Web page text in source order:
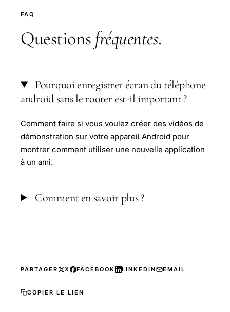
FAQ
Questions fréquentes.
Pourquoi enregistrer écran du téléphone
android sans le rooter est-il important ?
Comment faire si vous voulez créer des vidéos de
démonstration sur votre appareil Android pour
montrer comment utiliser une nouvelle application
à un ami.
Comment en savoir plus ?
PARTAGER X FACEBOOK LINKEDIN EMAIL
COPIER LE LIEN